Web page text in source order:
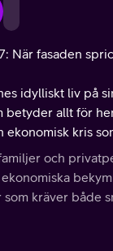
När fasaden
idylliskt liv på
betyder allt för
ekonomisk kris
och
kräver både